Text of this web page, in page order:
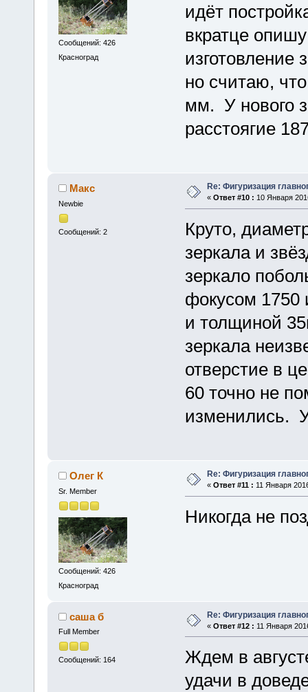
Сообщений: 426
Красноград
идёт
вкратце
изготовление
но считаю,
мм. У нового
расстоягие
Макс
Newbie
Сообщений: 2
Re: Фигуризация
« Ответ #10 : 10 Января
Круто,
зеркала и
зеркало
фокусом 1750
и толщиной
зеркала
отверстие в
60 точно не
изменились.
Олег К
Sr. Member
Сообщений: 426
Красноград
Re: Фигуризация
« Ответ #11 : 11 Января
Никогда не
саша б
Full Member
Сообщений: 164
Re: Фигуризация
« Ответ #12 : 11 Января
Ждем в
удачи в